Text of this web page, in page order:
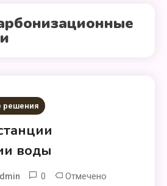
решения
воды
0 Отмечено